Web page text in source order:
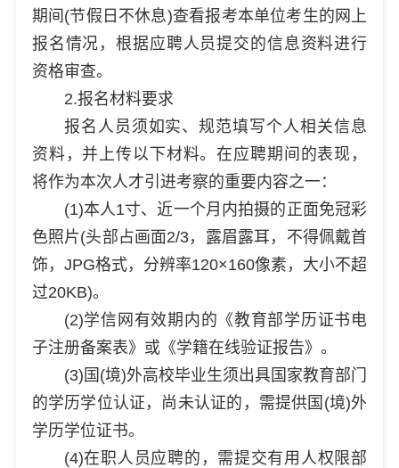
期间(节假日不休息)查看报考本单位考生的网上
报名情况，根据应聘人员提交的信息资料进行
资格审查。
2.报名材料要求
报名人员须如实、规范填写个人相关信息
资料，并上传以下材料。在应聘期间的表现，
将作为本次人才引进考察的重要内容之一：
(1)本人1寸、近一个月内拍摄的正面免冠彩
色照片(头部占画面2/3，露眉露耳，不得佩戴首
饰，JPG格式，分辨率120×160像素，大小不超
过20KB)。
(2)学信网有效期内的《教育部学历证书电
子注册备案表》或《学籍在线验证报告》。
(3)国(境)外高校毕业生须出具国家教育部门
的学历学位认证，尚未认证的，需提供国(境)外
学历学位证书。
(4)在职人员应聘的，需提交有用人权限部